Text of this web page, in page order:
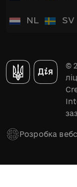
NL SV
©
Розробка